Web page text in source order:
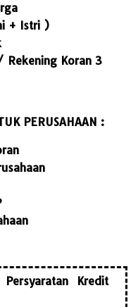
+ Istri )
Rekening Koran 3
PERUSAHAAN :
Kredit